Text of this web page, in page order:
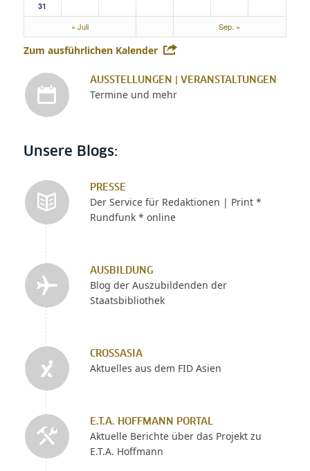
31
« Juli Sep. »
Zum ausführlichen Kalender
AUSSTELLUNGEN | VERANSTALTUNGEN
Termine und mehr
Unsere Blogs:
PRESSE
Der Service für Redaktionen | Print *
Rundfunk * online
AUSBILDUNG
Blog der Auszubildenden der
Staatsbibliothek
CROSSASIA
Aktuelles aus dem FID Asien
E.T.A. HOFFMANN PORTAL
Aktuelle Berichte über das Projekt zu
E.T.A. Hoffmann